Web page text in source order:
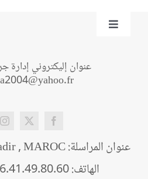
Toggle
عنوان إليكتروني إدارة
عنوان المراسلة: B.P 1378, Agadir , MAROC
الهاتف: Tel (002126)6.41.49.80.60